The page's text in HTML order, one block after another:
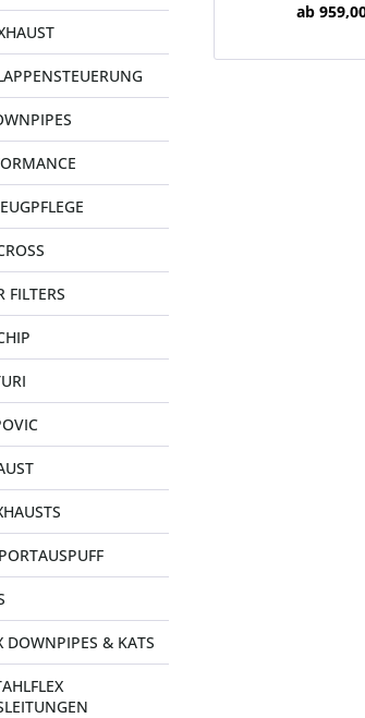
FILTERS
DOWNPIPES & KATS
ab